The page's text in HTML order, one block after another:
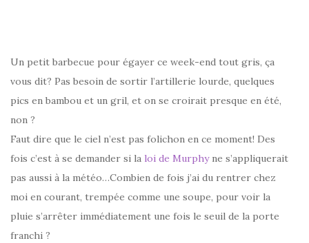
Un petit barbecue pour égayer ce week-end tout gris, ça
vous dit? Pas besoin de sortir l’artillerie lourde, quelques
pics en bambou et un gril, et on se croirait presque en été,
non ?
Faut dire que le ciel n’est pas folichon en ce moment! Des
fois c’est à se demander si la loi de Murphyne s’appliquerait
pas aussi à la météo…Combien de fois j’ai du rentrer chez
moi en courant, trempée comme une soupe, pour voir la
pluie s’arrêter immédiatement une fois le seuil de la porte
franchi ?